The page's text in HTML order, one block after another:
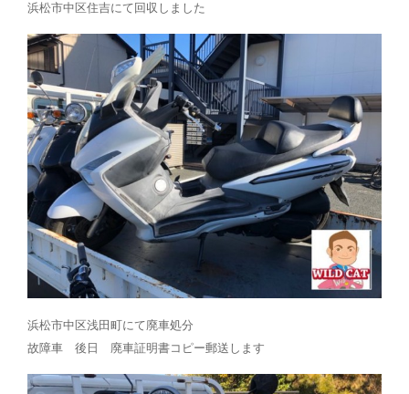
浜松市中区住吉にて回収しました
浜松市中区浅田町にて廃車処分
故障車 後日 廃車証明書コピー郵送します